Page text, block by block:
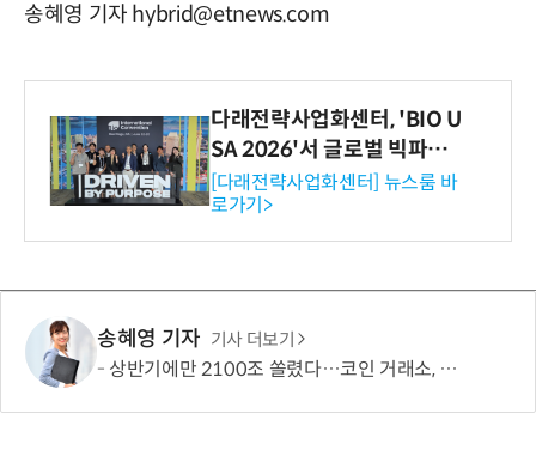
송혜영 기자 hybrid@etnews.com
다래전략사업화센터, 'BIO U
SA 2026'서 글로벌 빅파마
와의 비즈니스 미팅 지원…K
-바이오 해외 진출 교두보 확
보
[다래전략사업화센터] 뉴스룸 바
로가기>
송혜영 기자 기사 더보기
상반기에만 2100조 쏠렸다…코인 거래소, 24시간 美 주식 베팅판으로 변신